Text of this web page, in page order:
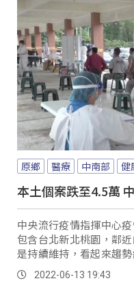
原鄉 醫療 中南部 健
本土個案跌至4.5萬
中央流行疫情指揮中心
包含台北新北桃園，鄰
是持續維持，看起來趨
的部分看起來現在是在一
2022-06-13 19:43